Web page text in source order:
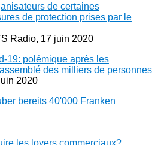
de certaines
de protection prises par le
Radio, 17 juin 2020
19: polémique après les
des milliers de personnes
2020
bereits 40'000 Franken
les loyers commerciaux?